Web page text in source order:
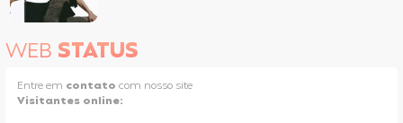
WEB STATUS
Entre em contato com nosso site
Visitantes online: